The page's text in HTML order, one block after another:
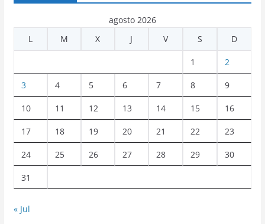
agosto 2026
L
M X J V S D
1 2
3 4 5 6 7 8 9
10 11 12 13 14 15 16
17 18 19 20 21 22 23
24 25 26 27 28 29 30
31
« Jul